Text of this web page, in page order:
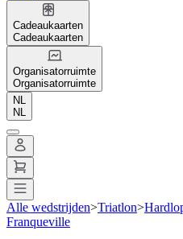
Cadeaukaarten
Cadeaukaarten
Organisatorruimte
Organisatorruimte
NL
NL
Alle wedstrijden>Triatlon>
Franqueville